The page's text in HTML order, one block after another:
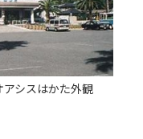
シスはかた外観